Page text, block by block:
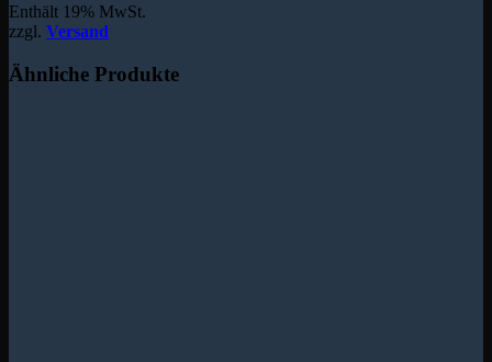
Enthält 19% MwSt.
zzgl. Versand
Ähnliche Produkte